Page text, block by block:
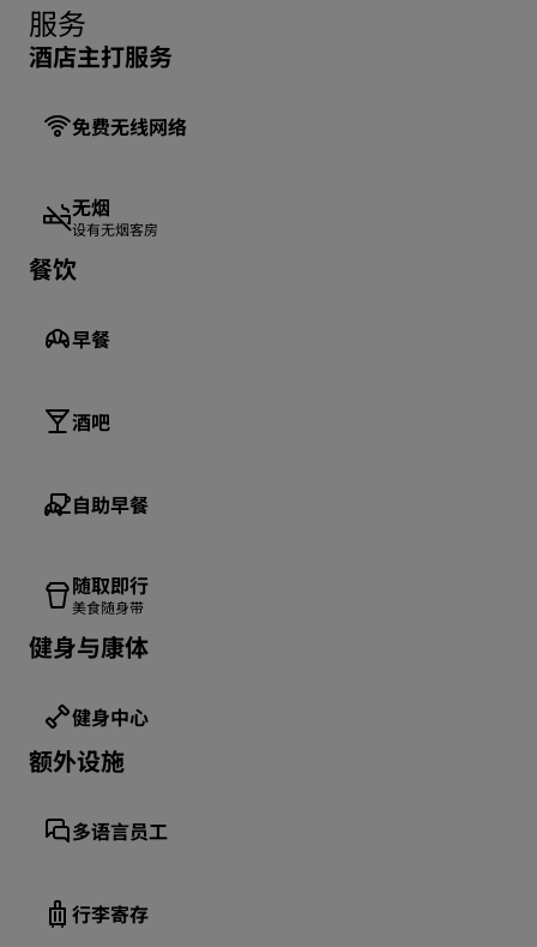
服务
酒店主打服务
免费无线网络
无烟
设有无烟客房
餐饮
早餐
酒吧
自助早餐
随取即行
美食随身带
健身与康体
健身中心
额外设施
多语言员工
行李寄存